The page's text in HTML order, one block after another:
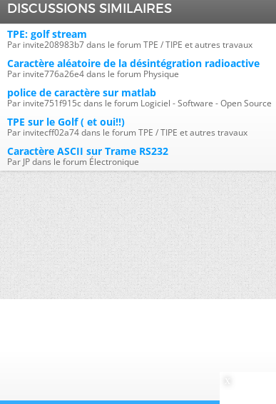
DISCUSSIONS SIMILAIRES
TPE: golf stream
Par invite208983b7 dans le forum TPE / TIPE et autres travaux
Caractère aléatoire de la désintégration radioactive
Par invite776a26e4 dans le forum Physique
police de caractère sur matlab
Par invite751f915c dans le forum Logiciel - Software - Open Source
TPE sur le Golf ( et oui!!)
Par invitecff02a74 dans le forum TPE / TIPE et autres travaux
Caractère ASCII sur Trame RS232
Par JP dans le forum Électronique